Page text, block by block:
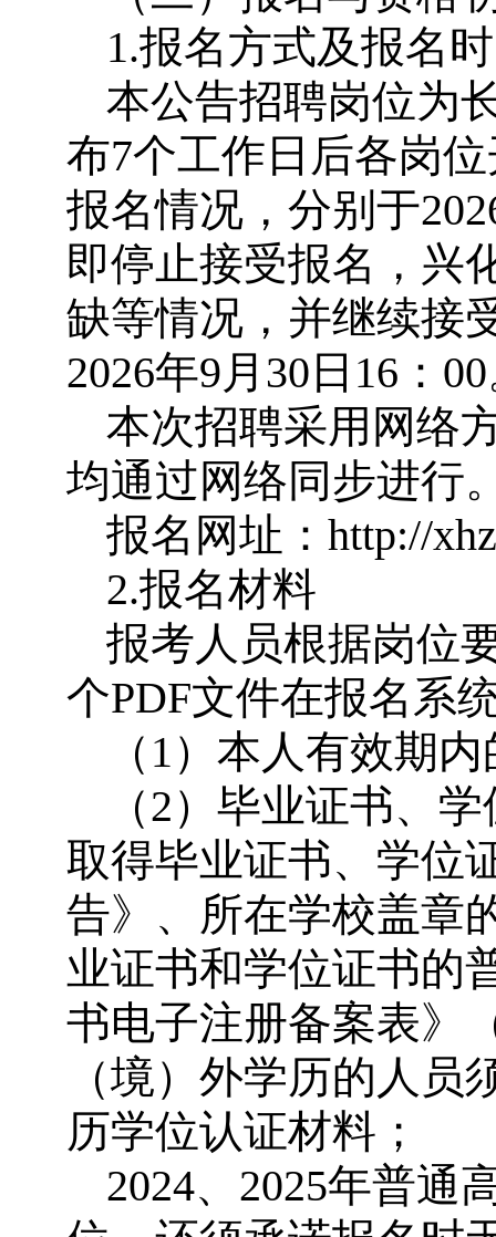
1.报名方式及报名
本公告招聘岗位为
布7个工作日后各岗
报名情况，分别于
即停止接受报名，兴
缺等情况，并继续接
2026年9月30日16：
本次招聘采用网络
均通过网络同步进行
报名网址：http://
2.报名材料
报考人员根据岗位
个PDF文件在报名系
（1）本人有效期
（2）毕业证书、
取得毕业证书、学位
告》、所在学校盖章
业证书和学位证书的
书电子注册备案表》
（境）外学历的人
历学位认证材料；
2024、2025年普通